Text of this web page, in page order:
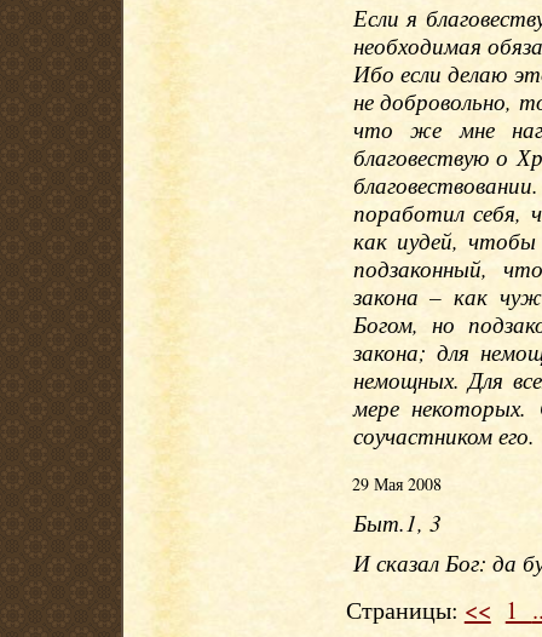
Если я
необходимая
Ибо если делаю
не добровольно,
что же мне
благовествую о
поработил себя,
как иудей, чтобы
подзаконный,
закона – как
Богом, но
закона; для
немощных. Для
мере
соучастником его.
29 Мая 2008
Быт.1, 3
И сказал Бог: да
Страницы: << 1